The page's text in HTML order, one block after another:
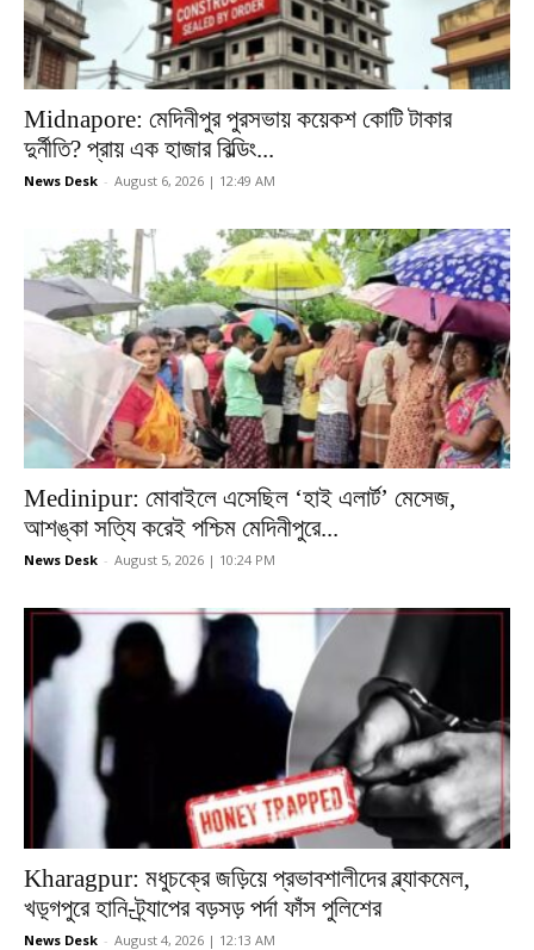
Midnapore: মেদিনীপুর পুরসভায় কয়েকশ কোটি টাকার
দুর্নীতি? প্রায় এক হাজার বিল্ডিং...
News Desk - August 6, 2026 | 12:49 AM
Medinipur: মোবাইলে এসেছিল ‘হাই এলার্ট’ মেসেজ,
আশঙ্কা সত্যি করেই পশ্চিম মেদিনীপুরে...
News Desk - August 5, 2026 | 10:24 PM
Kharagpur: মধুচক্রে জড়িয়ে প্রভাবশালীদের ব্ল্যাকমেল,
খড়্গপুরে হানি-ট্র্যাপের বড়সড় পর্দা ফাঁস পুলিশের
News Desk - August 4, 2026 | 12:13 AM